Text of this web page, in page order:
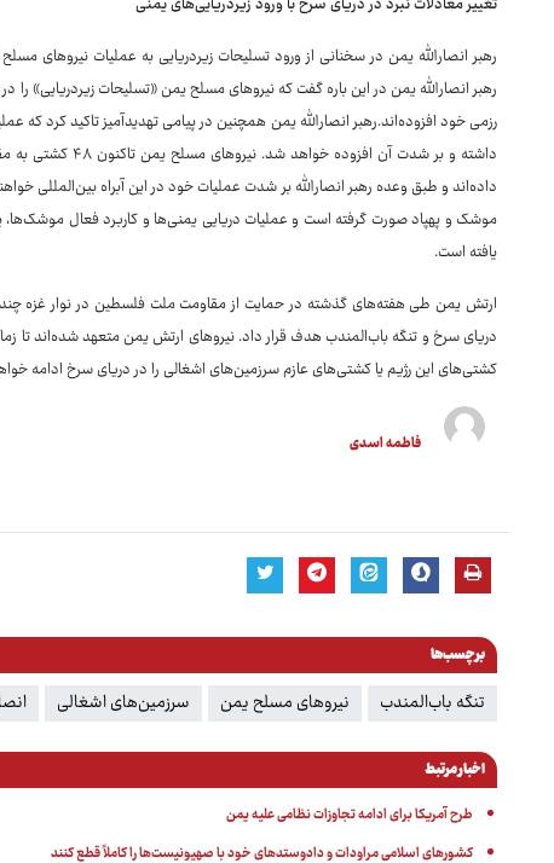
رهبر انصارالله یمن در سخنانی از ورود تسلیحات زیردریایی به عملیات نیروهای
رهبر انصارالله یمن در این باره گفت که نیروهای مسلح یمن «تسلیحات زیردریایی»
رزمی خود افزوده‌اند.رهبر انصارالله یمن همچنین در پیامی تهدیدآمیز تاکید کرد
داشته و بر شدت آن
موشک و پهپاد صورت گرفته است و عملیات دریایی یمنی‌ها و کاربرد فعال موشک‌ها،
یافته است.
ارتش یمن طی هفته‌های گذشته در حمایت از مقاومت ملت فلسطین در نوار غزه
دریای سرخ و تنگه باب‌المندب هدف قرار داد. نیروهای ارتش یمن متعهد شده‌اند تا
کشتی‌های این رژیم یا کشتی‌های عازم سرزمین‌های اشغالی را در دریای سرخ ادامه
فاطمه اسدی
برچسب‌ها
تنگه باب‌المندب نیروهای مسلح یمن سرزمین‌های اشغالی
اخبار مرتبط
طرح آمریکا برای ادامه تجاوزات نظامی علیه یمن
کشورهای اسلامی مراودات و دادوستدهای خود با صهیونیست‌ها را کاملاً قطع کنند